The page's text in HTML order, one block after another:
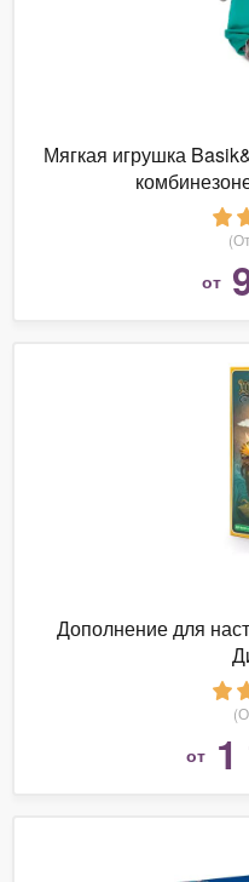
Мягкая игрушка
от
Дополнение для
от